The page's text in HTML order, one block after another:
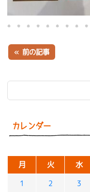
カレンダー
月 火 水
1 2 3
« 前の記事